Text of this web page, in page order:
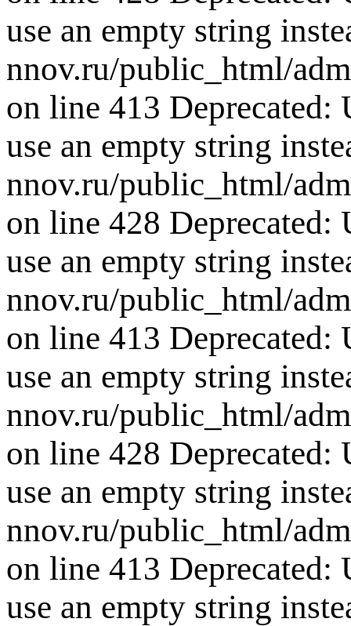
use an empty string
nnov.ru/public_html/
on line 413 Deprecated:
use an empty string
nnov.ru/public_html/
on line 428 Deprecated:
use an empty string
nnov.ru/public_html/
on line 413 Deprecated:
use an empty string
nnov.ru/public_html/
on line 428 Deprecated:
use an empty string
nnov.ru/public_html/
on line 413 Deprecated:
use an empty string